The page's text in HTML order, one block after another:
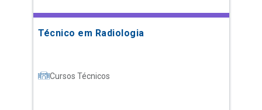
Técnico em Radiologia
Cursos Técnicos